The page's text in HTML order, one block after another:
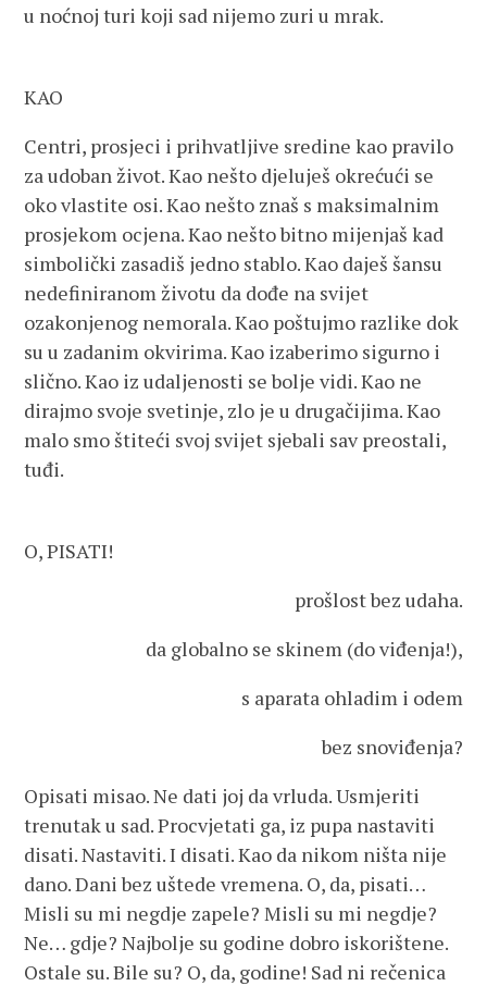
u noćnoj turi koji sad nijemo zuri u mrak.
KAO
Centri, prosjeci i prihvatljive sredine kao pravilo
za udoban život. Kao nešto djeluješ okrećući se
oko vlastite osi. Kao nešto znaš s maksimalnim
prosjekom ocjena. Kao nešto bitno mijenjaš kad
simbolički zasadiš jedno stablo. Kao daješ šansu
nedefiniranom životu da dođe na svijet
ozakonjenog nemorala. Kao poštujmo razlike dok
su u zadanim okvirima. Kao izaberimo sigurno i
slično. Kao iz udaljenosti se bolje vidi. Kao ne
dirajmo svoje svetinje, zlo je u drugačijima. Kao
malo smo štiteći svoj svijet sjebali sav preostali,
tuđi.
O, PISATI!
prošlost bez udaha.
da globalno se skinem (do viđenja!),
s aparata ohladim i odem
bez snoviđenja?
Opisati misao. Ne dati joj da vrluda. Usmjeriti
trenutak u sad. Procvjetati ga, iz pupa nastaviti
disati. Nastaviti. I disati. Kao da nikom ništa nije
dano. Dani bez uštede vremena. O, da, pisati…
Misli su mi negdje zapele? Misli su mi negdje?
Ne… gdje? Najbolje su godine dobro iskorištene.
Ostale su. Bile su? O, da, godine! Sad ni rečenica